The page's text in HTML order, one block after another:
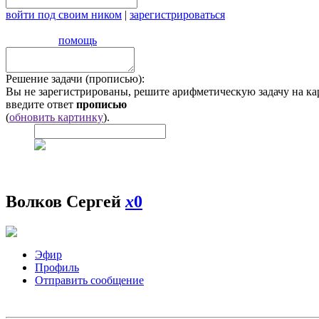
войти под своим ником | зарегистрироваться
помощь
Решение задачи (прописью):
Вы не зарегистрированы, решите арифметическую задачу на
введите ответ прописью
(обновить картинку).
Волков Сергей x0
Эфир
Профиль
Отправить сообщение